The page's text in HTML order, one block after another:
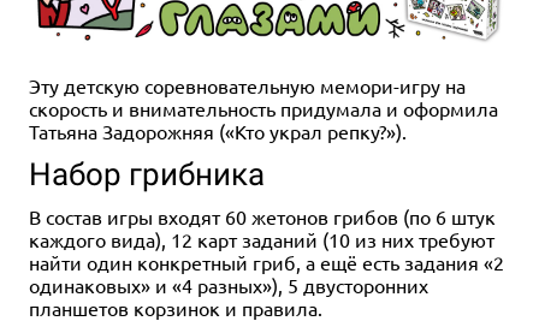
Эту детскую соревновательную мемори-игру на
скорость и внимательность придумала и оформила
Татьяна Задорожняя («Кто украл репку?»).
Набор грибника
В состав игры входят 60 жетонов грибов (по 6 штук
каждого вида), 12 карт заданий (10 из них требуют
найти один конкретный гриб, а ещё есть задания «2
одинаковых» и «4 разных»), 5 двусторонних
планшетов корзинок и правила.